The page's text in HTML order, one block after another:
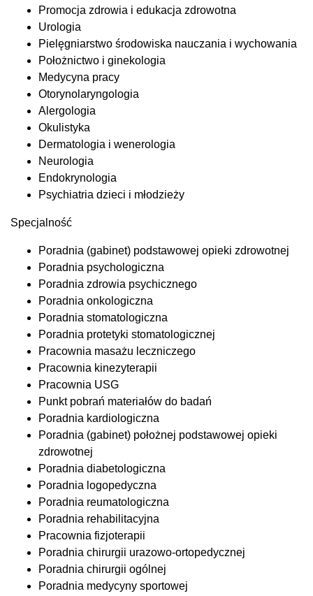
Promocja zdrowia i edukacja zdrowotna
Urologia
Pielęgniarstwo środowiska nauczania i wychowania
Położnictwo i ginekologia
Medycyna pracy
Otorynolaryngologia
Alergologia
Okulistyka
Dermatologia i wenerologia
Neurologia
Endokrynologia
Psychiatria dzieci i młodzieży
Specjalność
Poradnia (gabinet) podstawowej opieki zdrowotnej
Poradnia psychologiczna
Poradnia zdrowia psychicznego
Poradnia onkologiczna
Poradnia stomatologiczna
Poradnia protetyki stomatologicznej
Pracownia masażu leczniczego
Pracownia kinezyterapii
Pracownia USG
Punkt pobrań materiałów do badań
Poradnia kardiologiczna
Poradnia (gabinet) położnej podstawowej opieki
zdrowotnej
Poradnia diabetologiczna
Poradnia logopedyczna
Poradnia reumatologiczna
Poradnia rehabilitacyjna
Pracownia fizjoterapii
Poradnia chirurgii urazowo-ortopedycznej
Poradnia chirurgii ogólnej
Poradnia medycyny sportowej